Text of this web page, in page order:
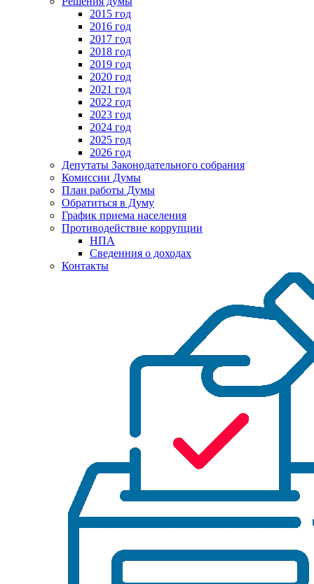
2015 год
2016 год
2017 год
2018 год
2019 год
2020 год
2021 год
2022 год
2023 год
2024 год
2025 год
2026 год
Депутаты Законодательного собрания
Комиссии Думы
План работы Думы
Обратиться в Думу
График приема населения
Противодействие коррупции
НПА
Сведенния о доходах
Контакты